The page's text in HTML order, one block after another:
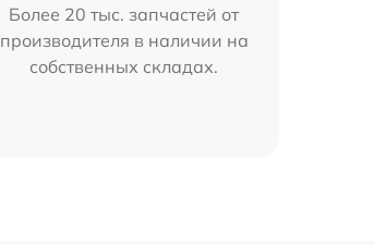
Более 20 тыс. запчастей от
производителя в наличии на
собственных складах.